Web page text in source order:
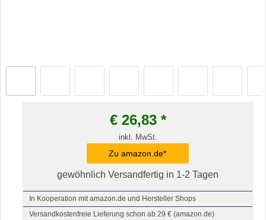
€26,83*
inkl. MwSt.
Zu amazon.de*
gewöhnlich Versandfertig in 1-2 Tagen
In Kooperation mit amazon.de und Hersteller Shops
Versandkostenfreie Lieferung schon ab 29 € (amazon.de)